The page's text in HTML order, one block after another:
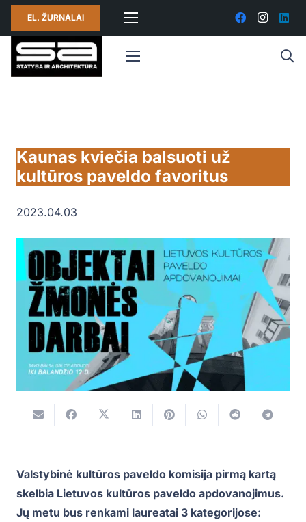
EL. ŽURNALAI
Kaunas kviečia balsuoti už
kultūros paveldo favoritus
2023.04.03
Valstybinė kultūros paveldo komisija pirmą kartą
skelbia Lietuvos kultūros paveldo apdovanojimus.
Jų metu bus renkami laureatai 3 kategorijose: